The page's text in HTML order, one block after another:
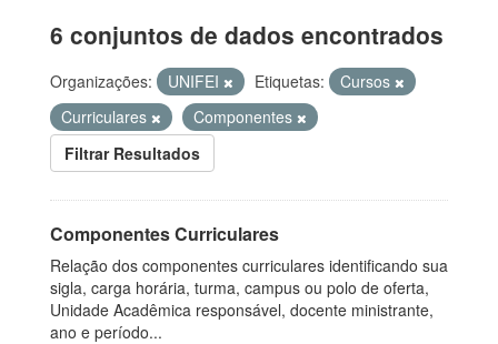
6 conjuntos de dados encontrados
Organizações: UNIFEI Etiquetas:
Cursos
Curriculares
Componentes
Filtrar Resultados
Componentes Curriculares
Relação dos componentes curriculares identificando sua
sigla, carga horária, turma, campus ou polo de oferta,
Unidade Acadêmica responsável, docente ministrante,
ano e período...